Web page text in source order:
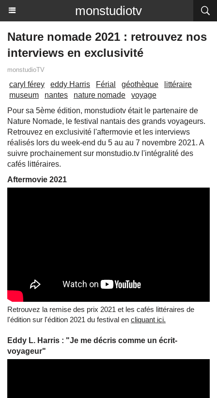
monstudiotv
Nature nomade 2021 : retrouvez nos
interviews en exclusivité
monstudioTV
caryl férey eddy Harris Férial géothèque
littéraire
museum
nantes nature nomade
voyage
Pour sa 5ème édition, monstudiotv était le partenaire de
Nature Nomade, le festival nantais des grands voyageurs.
Retrouvez en exclusivité l'aftermovie et les interviews
réalisés lors du week-end du 5 au au 7 novembre 2021. A
suivre prochainement sur monstudio.tv l'intégralité des
cafés littéraires.
Aftermovie 2021
Retrouvez la remise des prix 2021 et les cafés littéraires de
l'édition sur l'édition 2021 du festival en cliquant ici.
Eddy L. Harris : "Je me décris comme un écrit-
voyageur"